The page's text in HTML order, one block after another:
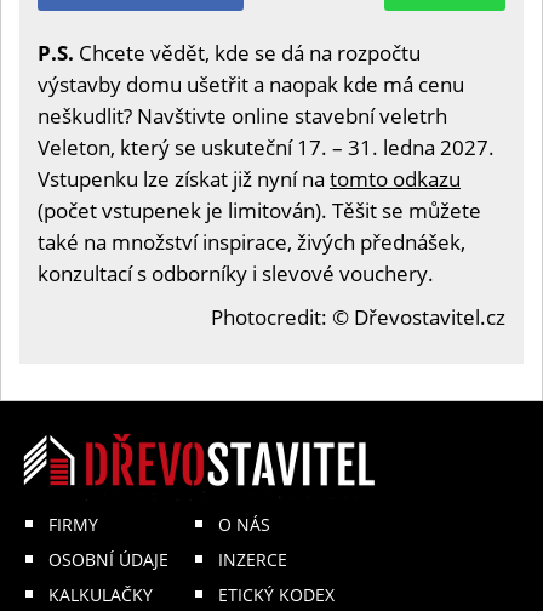
P.S. Chcete vědět, kde se dá na rozpočtu
výstavby domu ušetřit a naopak kde má cenu
neškudlit? Navštivte online stavební veletrh
Veleton, který se uskuteční 17. – 31. ledna 2027.
Vstupenku lze získat již nyní na tomto odkazu
(počet vstupenek je limitován). Těšit se můžete
také na množství inspirace, živých přednášek,
konzultací s odborníky i slevové vouchery.
Photocredit: © Dřevostavitel.cz
FIRMY
OSOBNÍ ÚDAJE
KALKULAČKY
O NÁS
INZERCE
ETICKÝ KODEX